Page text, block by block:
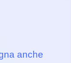
anche